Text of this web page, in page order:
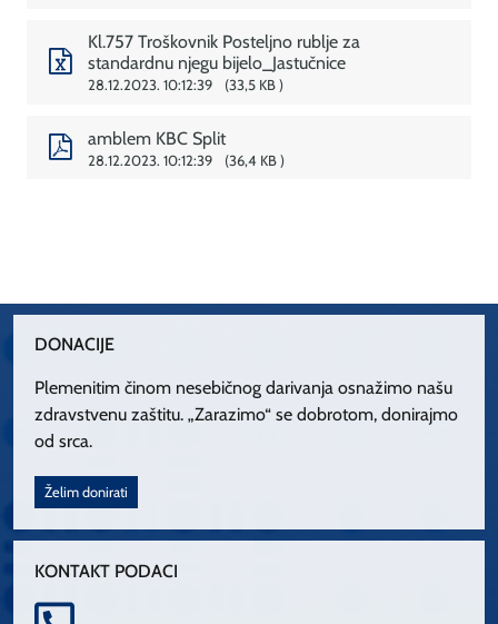
Kl.757 Troškovnik Posteljno rublje za
standardnu njegu bijelo_Jastučnice
28.12.2023. 10:12:39 33,5 KB
amblem KBC Split
28.12.2023. 10:12:39 36,4 KB
DONACIJE
Plemenitim činom nesebičnog darivanja osnažimo našu
zdravstvenu zaštitu. „Zarazimo“ se dobrotom, donirajmo
od srca.
Želim donirati
KONTAKT PODACI